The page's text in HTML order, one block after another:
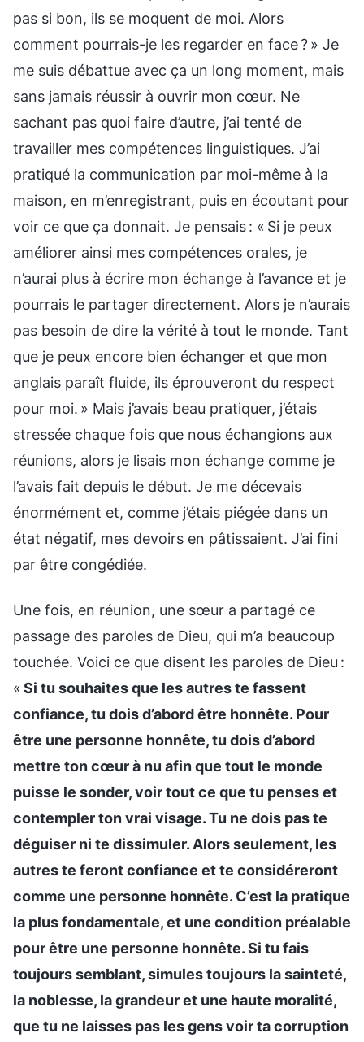
pas si bon, ils se moquent de moi. Alors
comment pourrais-je les regarder en face ? » Je
me suis débattue avec ça un long moment, mais
sans jamais réussir à ouvrir mon cœur. Ne
sachant pas quoi faire d’autre, j’ai tenté de
travailler mes compétences linguistiques. J’ai
pratiqué la communication par moi-même à la
maison, en m’enregistrant, puis en écoutant pour
voir ce que ça donnait. Je pensais : « Si je peux
améliorer ainsi mes compétences orales, je
n’aurai plus à écrire mon échange à l’avance et je
pourrais le partager directement. Alors je n’aurais
pas besoin de dire la vérité à tout le monde. Tant
que je peux encore bien échanger et que mon
anglais paraît fluide, ils éprouveront du respect
pour moi. » Mais j’avais beau pratiquer, j’étais
stressée chaque fois que nous échangions aux
réunions, alors je lisais mon échange comme je
l’avais fait depuis le début. Je me décevais
énormément et, comme j’étais piégée dans un
état négatif, mes devoirs en pâtissaient. J’ai fini
par être congédiée.
Une fois, en réunion, une sœur a partagé ce
passage des paroles de Dieu, qui m’a beaucoup
touchée. Voici ce que disent les paroles de Dieu :
«Si tu souhaites que les autres te fassent
confiance, tu dois d’abord être honnête. Pour
être une personne honnête, tu dois d’abord
mettre ton cœur à nu afin que tout le monde
puisse le sonder, voir tout ce que tu penses et
contempler ton vrai visage. Tu ne dois pas te
déguiser ni te dissimuler. Alors seulement, les
autres te feront confiance et te considéreront
comme une personne honnête. C’est la pratique
la plus fondamentale, et une condition préalable
pour être une personne honnête. Si tu fais
toujours semblant, simules toujours la sainteté,
la noblesse, la grandeur et une haute moralité,
que tu ne laisses pas les gens voir ta corruption